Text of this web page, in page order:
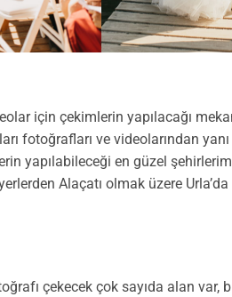
için çekimlerin yapılacağı
fotoğrafları ve videolarından yanı
yapılabileceği en güzel
Alaçatı olmak üzere
çekecek çok sayıda alan var,